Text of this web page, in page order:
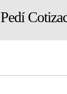
Pedí